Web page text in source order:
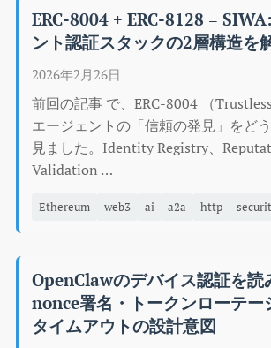
ERC-8004 + ERC-8128 =
ント認証スタックの2層構造を
2026年2月26日
前回の記事 で、ERC-8004 （
エージェントの「信頼の発見」をど
見ました。Identity Registry、
Validation …
Ethereum web3 ai a2a http
OpenClawのデバイス認証を読
nonce署名・トークンローテー
タイムアウトの設計意図